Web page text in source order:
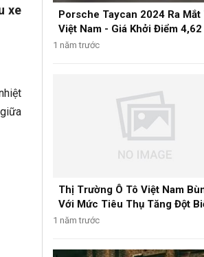
xe
Porsche Taycan 2024 Ra Mắt
Việt Nam - Giá Khởi Điểm
Đồng
1 năm trước
Thị Trường Ô Tô Việt Nam
Với Mức Tiêu Thụ Tăng Đột
1 năm trước